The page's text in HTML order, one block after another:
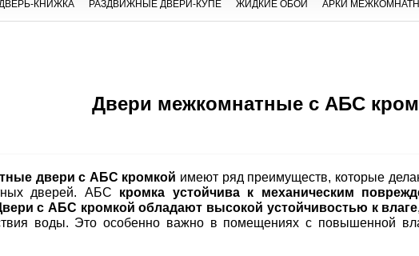
КНИЖКА РАЗДВИЖНЫЕ ДВЕРИ-КУПЕ ЖИДКИЕ ОБОИ АРКИ
Двери межкомнатные с АБС
двери с АБС кромкой имеют ряд преимуществ, которые
дверей. АБС кромка устойчива к механическим
с АБС кромкой обладают высокой устойчивостью к влаге
воды. Это особенно важно в помещениях с повышенной